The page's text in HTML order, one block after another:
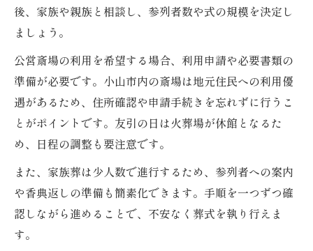
後、家族や親族と相談し、参列者数や式の規模を決定し
ましょう。
公営斎場の利用を希望する場合、利用申請や必要書類の
準備が必要です。小山市内の斎場は地元住民への利用優
遇があるため、住所確認や申請手続きを忘れずに行うこ
とがポイントです。友引の日は火葬場が休館となるた
め、日程の調整も要注意です。
また、家族葬は少人数で進行するため、参列者への案内
や香典返しの準備も簡素化できます。手順を一つずつ確
認しながら進めることで、不安なく葬式を執り行えま
す。